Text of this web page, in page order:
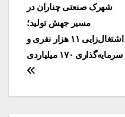
شهرک صنعتی چناران در
مسیر جهش تولید؛
اشتغال‌زایی ۱۱ هزار نفری و
سرمایه‌گذاری ۱۷۰ میلیاردی